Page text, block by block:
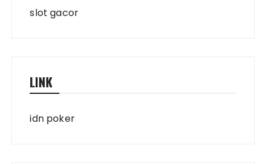
slot gacor
LINK
idn poker